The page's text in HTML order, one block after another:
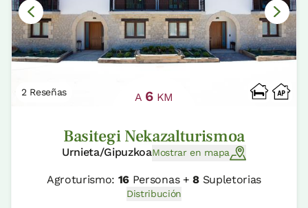
2 Reseñas A 6 KM
Basitegi Nekazalturismoa
Urnieta/GipuzkoaMostrar en mapa
Agroturismo: 16 Personas +8Supletorias
Distribución